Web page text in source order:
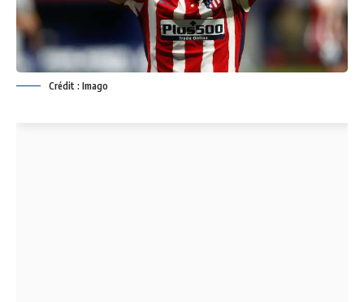
Crédit : Imago